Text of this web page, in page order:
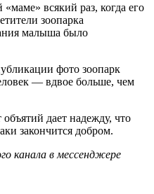
всякий раз, когда его
зоопарка
малыша было
фото зоопарк
— вдвое больше, чем
дает надежду, что
закончится добром.
канала в мессенджере